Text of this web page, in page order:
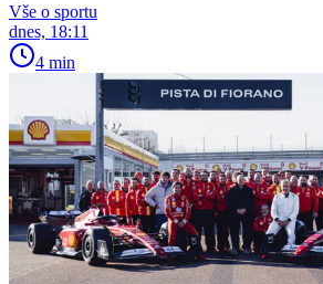
Vše o sportu
dnes, 18:11
4 min